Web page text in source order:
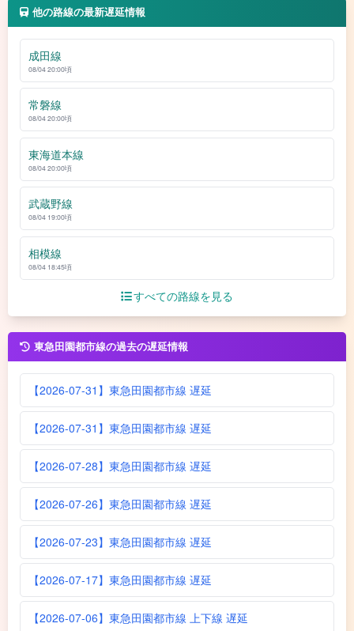
他の路線の最新遅延情報
成田線
08/04 20:00頃
常磐線
08/04 20:00頃
東海道本線
08/04 20:00頃
武蔵野線
08/04 19:00頃
相模線
08/04 18:45頃
すべての路線を見る
東急田園都市線の過去の遅延情報
【2026-07-31】東急田園都市線 遅延
【2026-07-31】東急田園都市線 遅延
【2026-07-28】東急田園都市線 遅延
【2026-07-26】東急田園都市線 遅延
【2026-07-23】東急田園都市線 遅延
【2026-07-17】東急田園都市線 遅延
【2026-07-06】東急田園都市線 上下線 遅延